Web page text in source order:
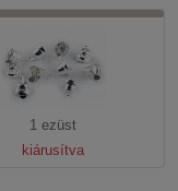
1 ezüst
kiárusítva